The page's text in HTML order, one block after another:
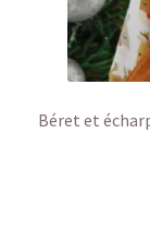
Béret et